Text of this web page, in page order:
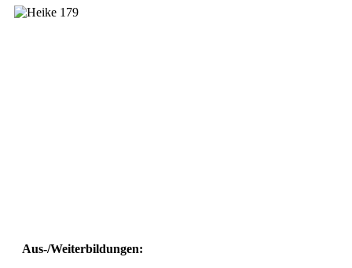
Aus-/Weiterbildungen: